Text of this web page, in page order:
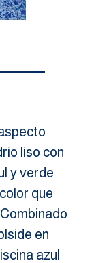
liso con
y verde
que
en
azul